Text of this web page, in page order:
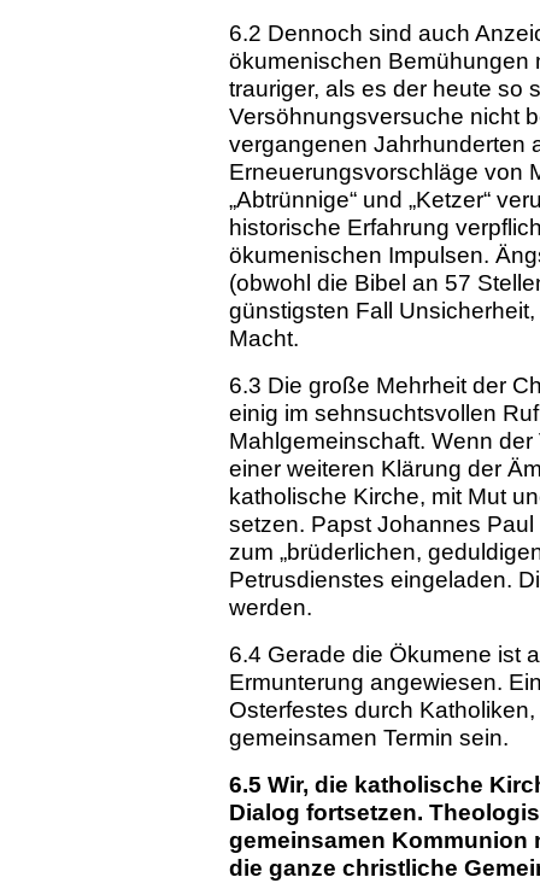
6.2 Dennoch sind auch
ökumenischen Bemühungen
trauriger, als es der heute so
Versöhnungsversuche nicht
vergangenen Jahrhunderten
Erneuerungsvorschläge von
„Abtrünnige“ und „Ketzer“
historische Erfahrung
ökumenischen Impulsen.
(obwohl die Bibel an 57
günstigsten Fall
Macht.
6.3 Die große Mehrheit der
einig im sehnsuchtsvollen
Mahlgemeinschaft. Wenn
einer weiteren Klärung der
katholische Kirche, mit Mut
setzen. Papst Johannes
zum „brüderlichen,
Petrusdienstes eingeladen.
werden.
6.4 Gerade die Ökumene ist
Ermunterung angewiesen.
Osterfestes durch
gemeinsamen Termin sein.
6.5 Wir, die katholische
Dialog fortsetzen.
gemeinsamen Kommunion
die ganze christliche